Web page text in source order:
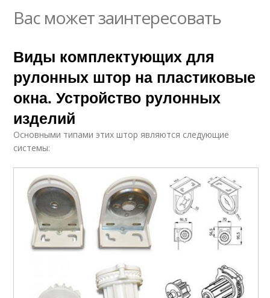
Вас может заинтересовать
Виды комплектующих для
рулонных штор на пластиковые
окна. Устройство рулонных
изделий
Основными типами этих штор являются следующие
системы: